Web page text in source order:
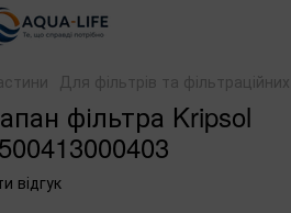
Для фільтрів та
фільтра Kripsol
відгук